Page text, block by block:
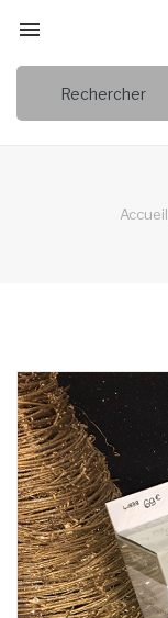

Accueil